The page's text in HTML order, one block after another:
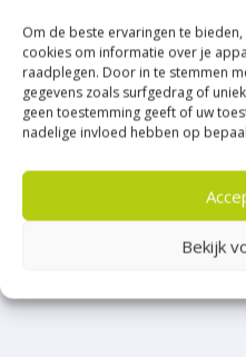
Om de beste ervaringen te
cookies om informatie over je
raadplegen. Door in te stemmen
gegevens zoals surfgedrag of
geen toestemming geeft of uw
nadelige invloed hebben op
Bekijk
Bijna het gehele Kijlstra
prachtige Heerde.
★ 2.500m² Experience
Kom gezellig langs!